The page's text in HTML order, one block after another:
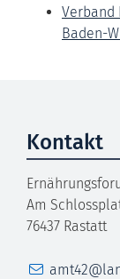
Verband
Baden-
Kontakt
Am
76437 Rastatt
E-Mail